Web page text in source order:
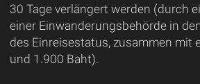
30 Tage verlängert werden (durch
einer Einwanderungsbehörde in
des Einreisestatus, zusammen mit
und 1.900 Baht).